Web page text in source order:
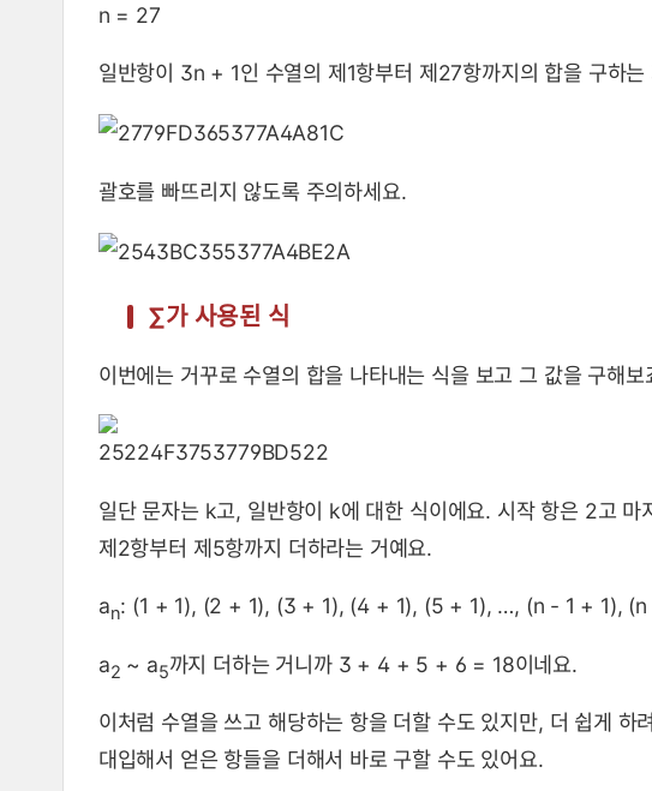
n = 27
일반항이 3n + 1인 수열의 제1항부터 제27항까지의 합을 구하는
괄호를 빠뜨리지 않도록 주의하세요.
∑가 사용된 식
이번에는 거꾸로 수열의 합을 나타내는 식을 보고 그 값을 구해보
일단 문자는 k고, 일반항이 k에 대한 식이에요. 시작 항은 2고
제2항부터 제5항까지 더하라는 거예요.
an: (1 + 1), (2 + 1), (3 + 1), (4 + 1), (5 + 1), …, (n - 1 + 1), (n
a2 ~ a5까지 더하는 거니까 3 + 4 + 5 + 6 = 18이네요.
이처럼 수열을 쓰고 해당하는 항을 더할 수도 있지만, 더 쉽게
대입해서 얻은 항들을 더해서 바로 구할 수도 있어요.